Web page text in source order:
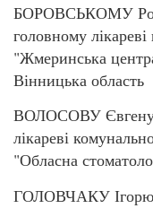
БОРОВСЬКОМУ
головному
"Жмеринська
Вінницька область
ВОЛОСОВУ Євгену
лікареві
"Обласна
ГОЛОВЧАКУ Ігорю